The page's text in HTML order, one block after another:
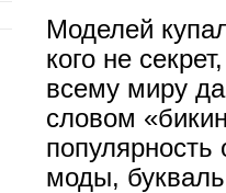
Моделей
кого не
всему миру
словом
моды,